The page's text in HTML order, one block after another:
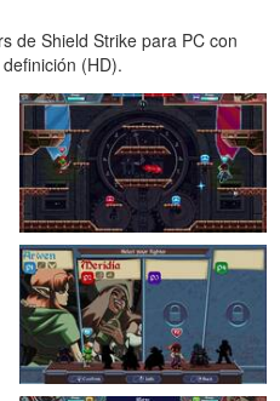
de Shield Strike para PC con
(HD).